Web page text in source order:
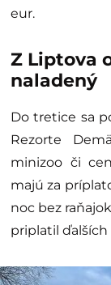
eur.
Z Liptova
naladený
Do tretice sa
Rezorte
minizoo či
majú za
noc bez
priplatil ďalších